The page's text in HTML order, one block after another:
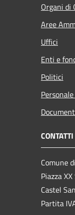
Organi di
Aree
Uffici
Enti e
Politici
CONTATTI
Comune
Piazza
Castel
Partita